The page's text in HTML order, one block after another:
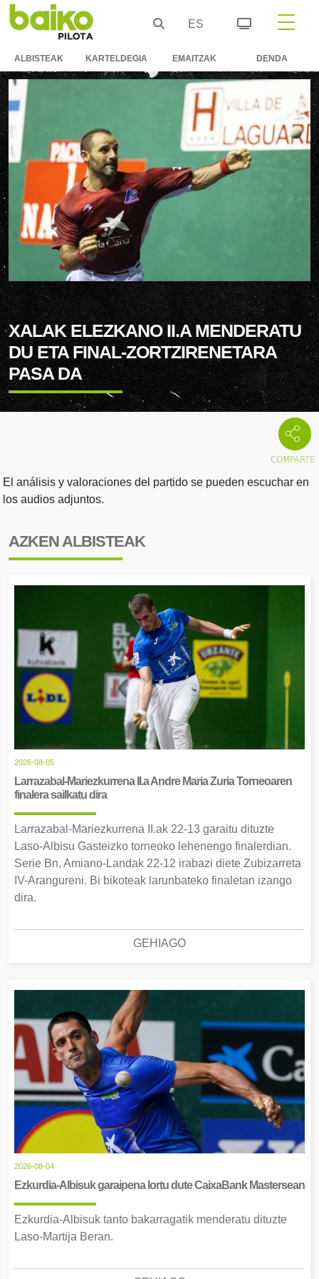
ES
ALBISTEAK KARTELDEGIA EMAITZAK DENDA
XALAK ELEZKANO II.A MENDERATU
DU ETA FINAL-ZORTZIRENETARA
PASA DA
El análisis y valoraciones del partido se pueden escuchar en
los audios adjuntos.
AZKEN ALBISTEAK
2026-08-05
Larrazabal-Mariezkurrena II.a Andre Maria Zuria Torneoaren
finalera sailkatu dira
Larrazabal-Mariezkurrena II.ak 22-13 garaitu dituzte
Laso-Albisu Gasteizko torneoko lehenengo finalerdian.
Serie Bn, Amiano-Landak 22-12 irabazi diete Zubizarreta
IV-Arangureni. Bi bikoteak larunbateko finaletan izango
dira.
GEHIAGO
2026-08-04
Ezkurdia-Albisuk garaipena lortu dute CaixaBank Mastersean
Ezkurdia-Albisuk tanto bakarragatik menderatu dituzte
Laso-Martija Beran.